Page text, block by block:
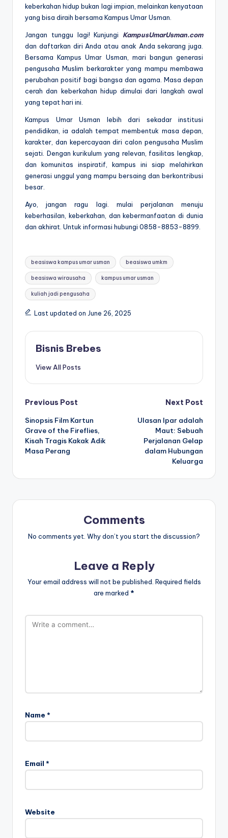
keberkahan hidup bukan lagi impian, melainkan kenyataan
yang bisa diraih bersama Kampus Umar Usman.
Jangan tunggu lagi! Kunjungi KampusUmarUsman.com
dan daftarkan diri Anda atau anak Anda sekarang juga.
Bersama Kampus Umar Usman, mari bangun generasi
pengusaha Muslim berkarakter yang mampu membawa
perubahan positif bagi bangsa dan agama. Masa depan
cerah dan keberkahan hidup dimulai dari langkah awal
yang tepat hari ini.
Kampus Umar Usman lebih dari sekadar institusi
pendidikan, ia adalah tempat membentuk masa depan,
karakter, dan kepercayaan diri calon pengusaha Muslim
sejati. Dengan kurikulum yang relevan, fasilitas lengkap,
dan komunitas inspiratif, kampus ini siap melahirkan
generasi unggul yang mampu bersaing dan berkontribusi
besar.
Ayo, jangan ragu lagi. mulai perjalanan menuju
keberhasilan, keberkahan, dan kebermanfaatan di dunia
dan akhirat. Untuk informasi hubungi 0858-8853-8899.
Tags:
beasiswa kampus umar usman beasiswa umkm
beasiswa wirausaha kampus umar usman
kuliah jadi pengusaha
Last updated on June 26, 2025
Bisnis Brebes
View All Posts
Post
navigation
Previous Post
Sinopsis Film Kartun
Grave of the Fireflies,
Kisah Tragis Kakak Adik
Masa Perang
Next Post
Ulasan Ipar adalah
Maut: Sebuah
Perjalanan Gelap
dalam Hubungan
Keluarga
Comments
No comments yet. Why don’t you start the discussion?
Leave a Reply
Your email address will not be published. Required fields
are marked *
Name *
Email *
Website